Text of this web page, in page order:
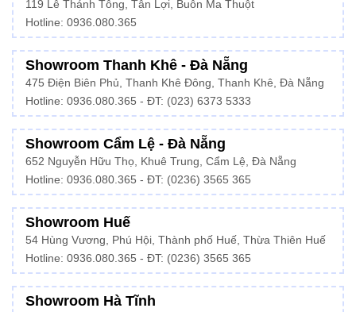
119 Lê Thánh Tông, Tân Lợi, Buôn Ma Thuột
Hotline: 0936.080.365
Showroom Thanh Khê - Đà Nẵng
475 Điện Biên Phủ, Thanh Khê Đông, Thanh Khê, Đà Nẵng
Hotline: 0936.080.365 - ĐT: (023) 6373 5333
Showroom Cẩm Lệ - Đà Nẵng
652 Nguyễn Hữu Thọ, Khuê Trung, Cẩm Lệ, Đà Nẵng
Hotline: 0936.080.365 - ĐT: (0236) 3565 365
Showroom Huế
54 Hùng Vương, Phú Hội, Thành phố Huế, Thừa Thiên Huế
Hotline: 0936.080.365 - ĐT: (0236) 3565 365
Showroom Hà Tĩnh